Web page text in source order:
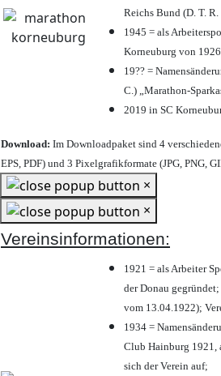
Reichs Bund (D. T.
1945 = als
Korneuburg von
19?? =
C.) „Marathon-
2019 in SC
Download: Im Downloadpaket sind 4
EPS, PDF) und 3 Pixelgrafikformate (JPG, PNG,
×
×
Vereinsinformationen:
1921 = als Arbeiter
der Donau
vom 13.04.1922);
1934 =
Club Hainburg 1921,
sich der Verein auf;